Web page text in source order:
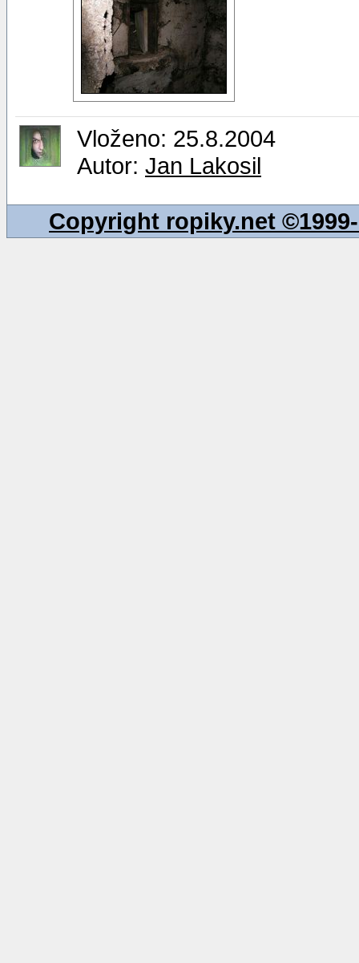
Vloženo: 25.8.2004
Autor: Jan Lakosil
Copyright ropiky.net